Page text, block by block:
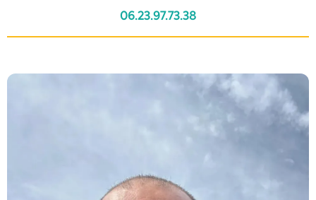
06.23.97.73.38